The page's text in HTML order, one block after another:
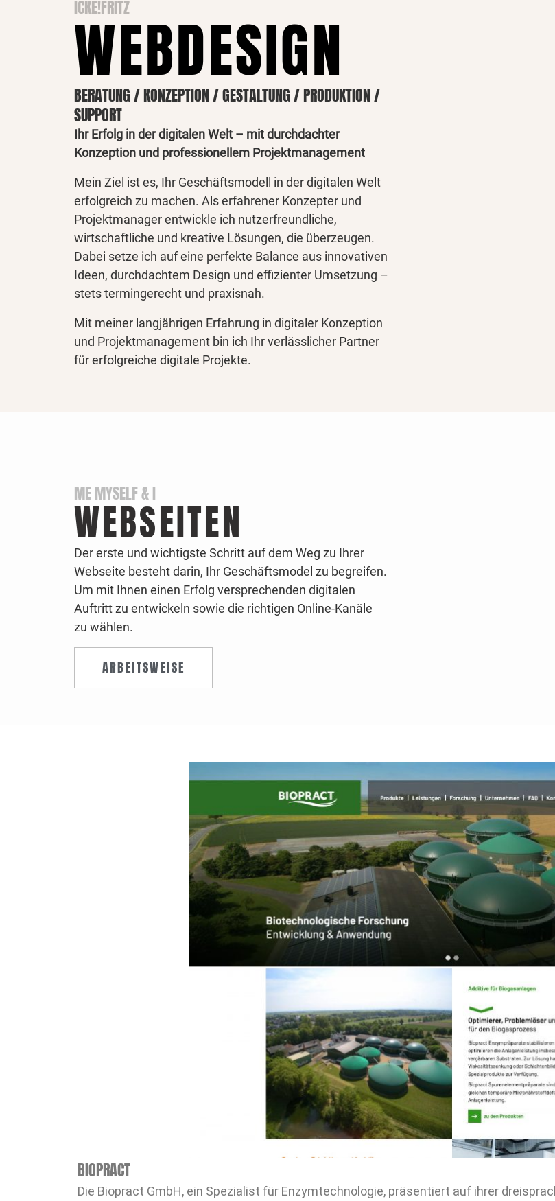
ICKE!FRITZ
WEBDESIGN
BERATUNG / KONZEPTION / GESTALTUNG / PRODUKTION /
SUPPORT
Ihr Erfolg in der digitalen Welt – mit durchdachter
Konzeption und professionellem Projektmanagement
Mein Ziel ist es, Ihr Geschäftsmodell in der digitalen Welt
erfolgreich zu machen. Als erfahrener Konzepter und
Projektmanager entwickle ich nutzerfreundliche,
wirtschaftliche und kreative Lösungen, die überzeugen.
Dabei setze ich auf eine perfekte Balance aus innovativen
Ideen, durchdachtem Design und effizienter Umsetzung –
stets termingerecht und praxisnah.
Mit meiner langjährigen Erfahrung in digitaler Konzeption
und Projektmanagement bin ich Ihr verlässlicher Partner
für erfolgreiche digitale Projekte.
ME MYSELF & I
WEBSEITEN
Der erste und wichtigste Schritt auf dem Weg zu Ihrer
Webseite besteht darin, Ihr Geschäftsmodel zu begreifen.
Um mit Ihnen einen Erfolg versprechenden digitalen
Auftritt zu entwickeln sowie die richtigen Online-Kanäle
zu wählen.
ARBEITSWEISE
BIOPRACT
Die Biopract GmbH, ein Spezialist für Enzymtechnologie, präsentiert auf ihrer